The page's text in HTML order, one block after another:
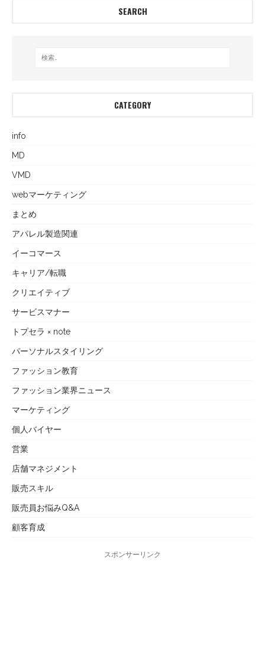
SEARCH
CATEGORY
info
MD
VMD
webマーケティング
まとめ
アパレル製造関連
イーコマース
キャリア/転職
クリエイティブ
サービスマナー
トプセラ × note
パーソナルスタイリング
ファッション教育
ファッション業界ニュース
マーケティング
個人バイヤー
営業
店舗マネジメント
販売スキル
販売員お悩みQ&A
顧客育成
スポンサーリンク